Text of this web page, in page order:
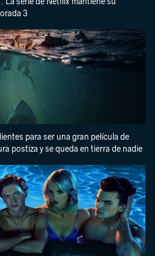
3
para ser una gran película de
postiza y se queda en tierra de nadie